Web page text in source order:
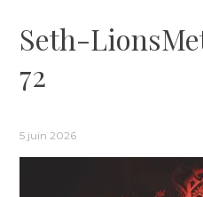
Seth-
72
5 juin 2026